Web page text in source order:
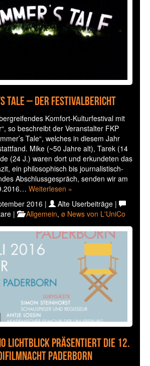
Tale – Der Festivalbericht
Komfort-Kulturfestival mit
so beschreibt der Veranstalter FKP
Tale“, welches in diesem Jahr
Mike (~50 Jahre alt), Tarek (14
(24 J.) waren dort und erkundeten das
ein philosophisch bis journalistisch-
Abschlussgespräch, senden wir am
Weiterlesen »
2016 |
Alte Userbeiträge |
|
Allgemein, ø News von L'UniCo
Lichtblick präsentiert die 12.
Paderborn